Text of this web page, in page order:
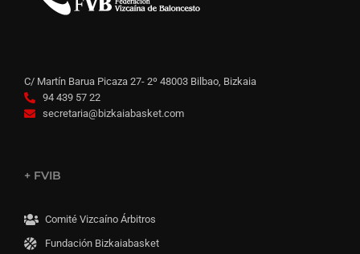
C/ Martín Barua Picaza 27- 2º 48003 Bilbao, Bizkaia
94 439 57 22
secretaria@bizkaiabasket.com
+ FVIB
Comité Vizcaíno Árbitros
Fundación Bizkaiabasket